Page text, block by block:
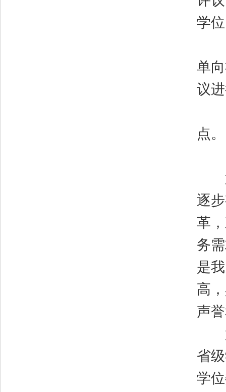
学
单
议
点。
第
逐
革
务
是
高
声
第
省
学